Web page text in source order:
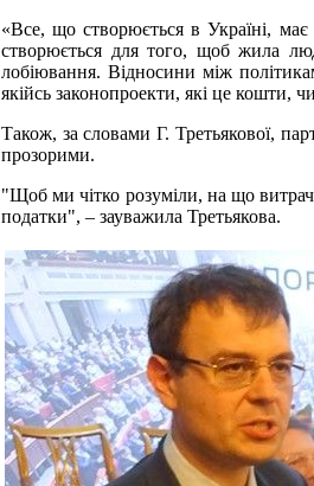
«Все, що створюється в Україні,
створюється для того, щоб жила
лобіювання. Відносини між
якійсь законопроекти, які це кошти,
Також, за словами Г. Третьякової,
прозорими.
"Щоб ми чітко розуміли, на що
податки", – зауважила Третьякова.